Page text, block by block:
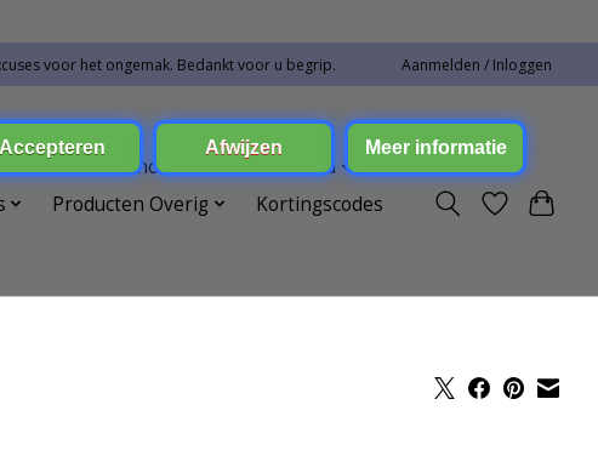
voor het ongemak. Bedankt voor u begrip. Aanmelden / Inloggen
Dieren Toebehoren
Elektronica
Producten Overig
Kortingscodes